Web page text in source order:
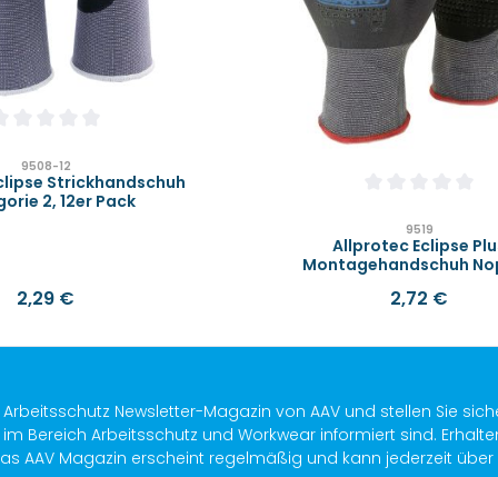
Wert ein oder benutze die
Durchschnittliche Bewertung von 0 von 5 Sternen
9508-12
Strickhandschuh
2, 12er Pack
Regulärer Preis:
2,29 €
9519
Allprotec Eclipse
Montagehandschuh
Regulärer Preis:
2,72 €
Newsletter-Magazin von AAV und stellen Sie
Bereich Arbeitsschutz und Workwear informiert sind.
AAV Magazin erscheint regelmäßig und kann jederzeit